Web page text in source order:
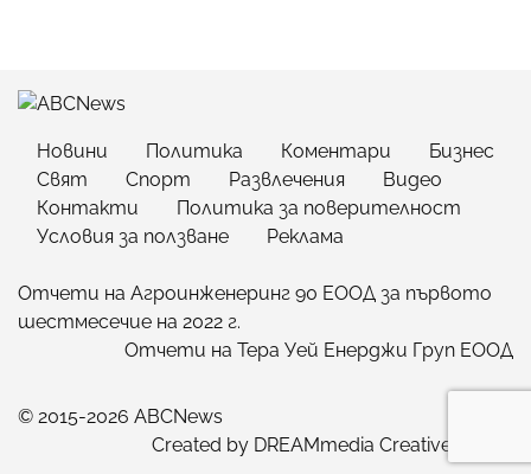
Новини Политика Коментари
Бизнес
Свят
Спорт Развлечения
Видео
Контакти
Политика за поверителност
Условия за ползване
Реклама
Отчети на Агроинженеринг 90 ЕООД за първото
шестмесечие на 2022 г.
Отчети на Тера Уей Енерджи Груп ЕООД
© 2015-2026 ABCNews
Created by DREAMmedia Creative Studio